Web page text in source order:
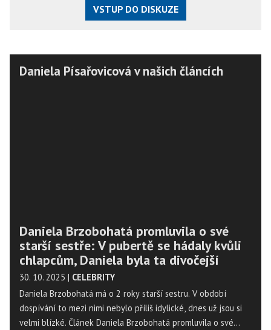
VSTUP DO DISKUZE
Daniela Písařovicová v našich článcích
Daniela Brzobohatá promluvila o své
starší sestře: V pubertě se hádaly kvůli
chlapcům, Daniela byla ta divočejší
30. 10. 2025 | CELEBRITY
Daniela Brzobohatá má o 2 roky starší sestru. V období
dospívání to mezi nimi nebylo příliš idylické, dnes už jsou si
velmi blízké. Článek Daniela Brzobohatá promluvila o své